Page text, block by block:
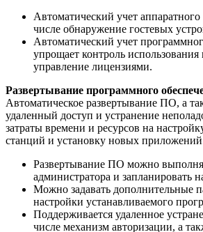
Автоматический учет
числе обнаружение гостевых
Автоматический учет
упрощает контроль
управление лицензиями.
Развертывание программного
Автоматическое развертывание ПО, а
удаленный доступ и устранение
затраты времени и ресурсов на
станций и установку новых
Развертывание ПО можно
администратора и запланировать
Можно задавать дополнительные
настройки устанавливаемого
Поддерживается удаленное
числе механизм авторизации, а